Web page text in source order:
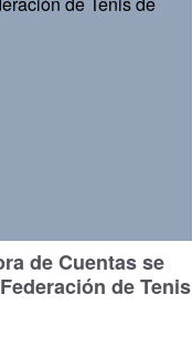
de Cuentas se
de Tenis